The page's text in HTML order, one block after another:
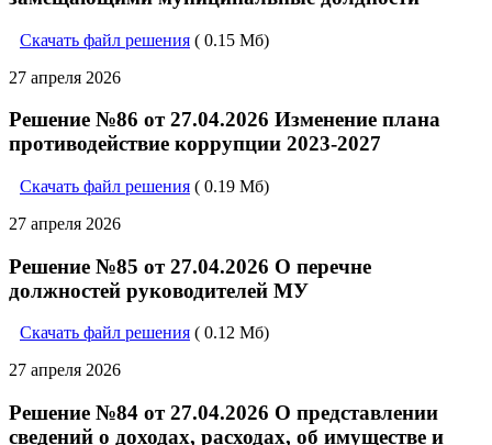
Скачать файл решения ( 0.15 Мб)
27 апреля 2026
Решение №86 от 27.04.2026 Изменение плана
противодействие коррупции 2023-2027
Скачать файл решения ( 0.19 Мб)
27 апреля 2026
Решение №85 от 27.04.2026 О перечне
должностей руководителей МУ
Скачать файл решения ( 0.12 Мб)
27 апреля 2026
Решение №84 от 27.04.2026 О представлении
сведений о доходах, расходах, об имуществе и